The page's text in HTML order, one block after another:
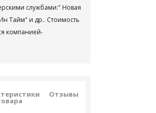
службами:" Новая
Тайм" и др.. Стоимость
компанией-
Отзывы